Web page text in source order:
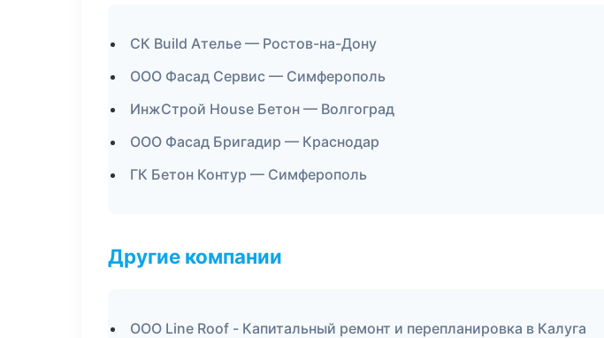
СК Build Ателье — Ростов-на-Дону
ООО Фасад Сервис — Симферополь
ИнжСтрой House Бетон — Волгоград
ООО Фасад Бригадир — Краснодар
ГК Бетон Контур — Симферополь
Другие компании
ООО Line Roof - Капитальный ремонт и перепланировка в Калуга